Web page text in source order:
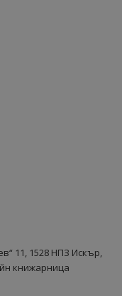
11, 1528 НПЗ Искър,
книжарница